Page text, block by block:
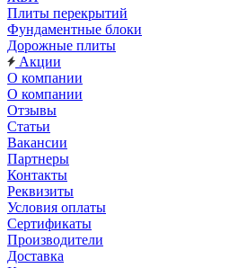
Плиты перекрытий
Фундаментные блоки
Дорожные плиты
Акции
О компании
О компании
Отзывы
Статьи
Вакансии
Партнеры
Контакты
Реквизиты
Условия оплаты
Сертификаты
Производители
Доставка